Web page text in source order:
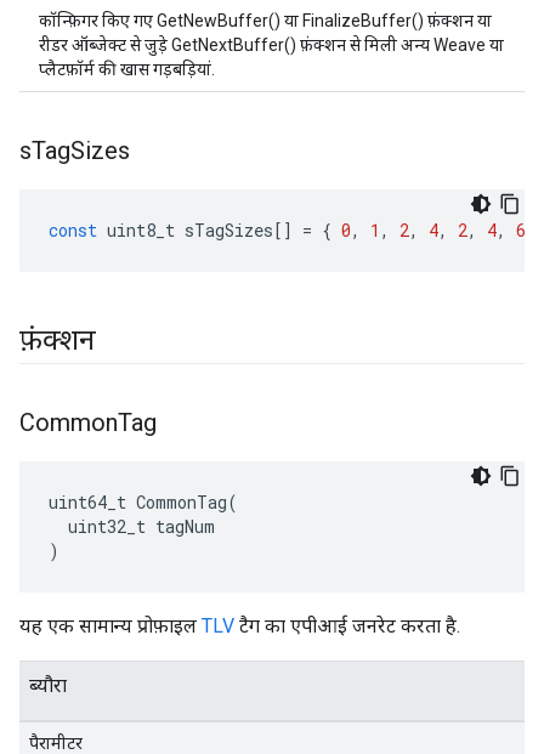
कॉन्फ़िगर किए गए GetNewBuffer() या FinalizeBuffer() फ़ंक्शन या
रीडर ऑब्जेक्ट से जुड़े GetNextBuffer() फ़ंक्शन से मिली अन्य Weave या
प्लैटफ़ॉर्म की खास गड़बड़ियां.
sTagSizes
const uint8_t sTagSizes[] = { 0, 1 , 2, 4, 2, 4, 6
फ़ंक्शन
CommonTag
uint64_t CommonTag(
  uint32_t tagNum
)
यह एक सामान्य प्रोफ़ाइल TLV टैग का एपीआई जनरेट करता है.
ब्यौरा
पैरामीटर